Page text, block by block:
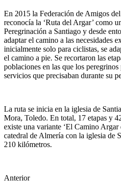
En 2015 la Federación de Amigos
reconocía la ‘Ruta del Argar’ como
Peregrinación a Santiago y desde
adaptar el camino a las necesidades
inicialmente solo para ciclistas, se
el camino a pie. Se recortaron las
poblaciones en las que los
servicios que precisaban durante su
La ruta se inicia en la iglesia de
Mora, Toledo. En total, 17 etapas y
existe una variante ‘El Camino Argar
catedral de Almería con la iglesia de
210 kilómetros.
Anterior